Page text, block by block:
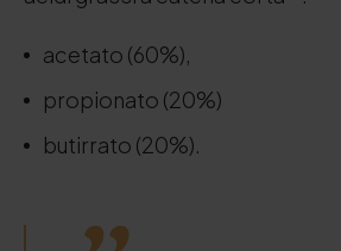
acetato (60%),
propionato (20%)
butirrato (20%).